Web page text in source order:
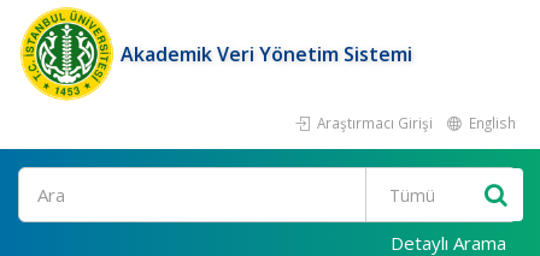
Akademik Veri Yönetim Sistemi
Araştırmacı Girişi English
Ara
Detaylı Arama